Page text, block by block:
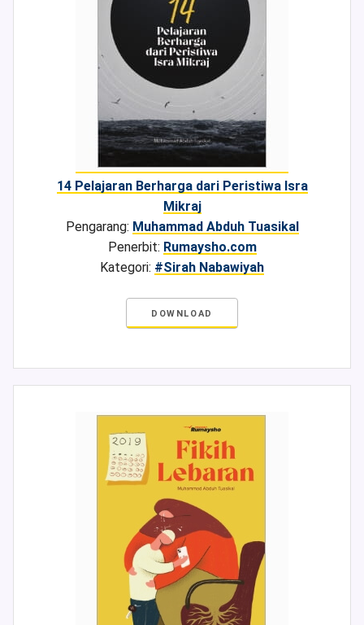
14 Pelajaran Berharga dari Peristiwa Isra
Mikraj
Pengarang: Muhammad Abduh Tuasikal
Penerbit: Rumaysho.com
Kategori: #Sirah Nabawiyah
DOWNLOAD